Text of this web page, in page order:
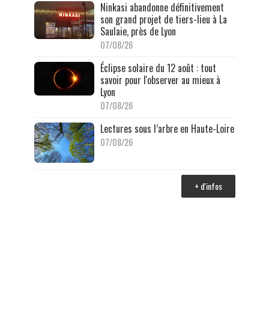
Ninkasi abandonne définitivement
son grand projet de tiers-lieu à La
Saulaie, près de Lyon
07/08/26
Éclipse solaire du 12 août : tout
savoir pour l'observer au mieux à
Lyon
07/08/26
Lectures sous l’arbre en Haute-Loire
07/08/26
+ d'infos